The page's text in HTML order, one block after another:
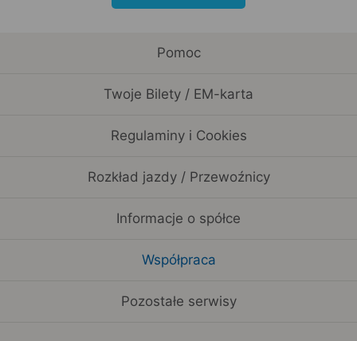
Pomoc
Twoje Bilety / EM-karta
Regulaminy i Cookies
Rozkład jazdy / Przewoźnicy
Informacje o spółce
Współpraca
Pozostałe serwisy